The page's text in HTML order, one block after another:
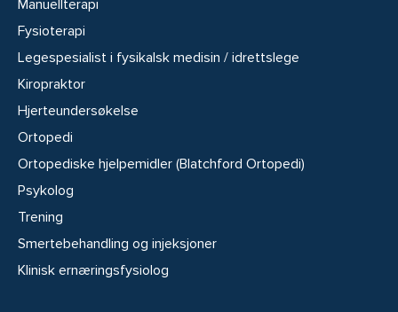
Manuellterapi
Fysioterapi
Legespesialist i fysikalsk medisin / idrettslege
Kiropraktor
Hjerteundersøkelse
Ortopedi
Ortopediske hjelpemidler (Blatchford Ortopedi)
Psykolog
Trening
Smertebehandling og injeksjoner
Klinisk ernæringsfysiolog